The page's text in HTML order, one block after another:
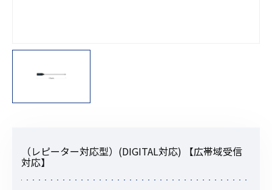
（レピーター対応型）(DIGITAL対応) 【広帯域受信
対応】